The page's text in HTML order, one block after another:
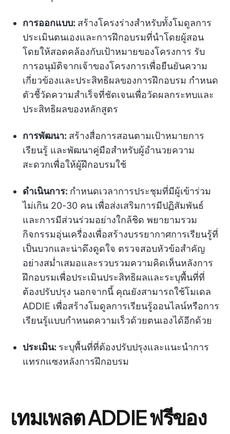
การออกแบบ: สร้างโครงร่างสำหรับทั้งโมดูลการ
ประเมินตนเองและการฝึกอบรมที่นำโดยผู้สอน
โดยให้สอดคล้องกับเป้าหมายของโครงการ รับ
การอนุมัติจากเจ้าของโครงการเพื่อยืนยันความ
เกี่ยวข้องและประสิทธิผลของการฝึกอบรม กำหนด
ตัวชี้วัดความสำเร็จที่ชัดเจนเพื่อวัดผลกระทบและ
ประสิทธิผลของหลักสูตร
การพัฒนา: สร้างสื่อการสอนตามเป้าหมายการ
เรียนรู้ และพัฒนาคู่มือสำหรับผู้อำนวยความ
สะดวกเพื่อให้ผู้ฝึกอบรมใช้
ดำเนินการ: กำหนดเวลาการประชุมที่มีผู้เข้าร่วม
ไม่เกิน 20-30 คน เพื่อส่งเสริมการมีปฏิสัมพันธ์
และการมีส่วนร่วมอย่างใกล้ชิด พยายามรวม
กิจกรรมอุ่นเครื่องเพื่อสร้างบรรยากาศการเรียนรู้ที่
เป็นบวกและน่าดึงดูดใจ ตรวจสอบหัวข้อสำคัญ
อย่างสม่ำเสมอและรวบรวมความคิดเห็นหลังการ
ฝึกอบรมเพื่อประเมินประสิทธิผลและระบุพื้นที่ที่
ต้องปรับปรุง นอกจากนี้ คุณยังสามารถใช้โมเดล
ADDIE เพื่อสร้างโมดูลการเรียนรู้ออนไลน์หรือการ
เรียนรู้แบบกำหนดความเร็วด้วยตนเองได้อีกด้วย
ประเมิน: ระบุพื้นที่ที่ต้องปรับปรุงและแนะนำการ
แทรกแซงหลังการฝึกอบรม
เทมเพลต ADDIE ฟรีของ